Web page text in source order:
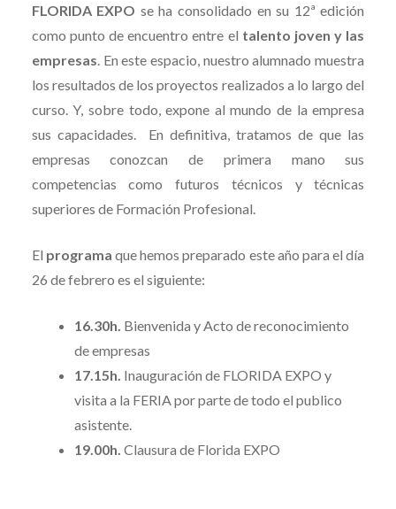
FLORIDA EXPO se ha consolidado en su 12ª edición
como punto de encuentro entre el talento joven y las
empresas. En este espacio, nuestro alumnado muestra
los resultados de los proyectos realizados a lo largo del
curso. Y, sobre todo, expone al mundo de la empresa
sus capacidades. En definitiva, tratamos de que las
empresas conozcan de primera mano sus
competencias como futuros técnicos y técnicas
superiores de Formación Profesional.
El programa que hemos preparado este año para el día
26 de febrero es el siguiente:
16.30h. Bienvenida y Acto de reconocimiento
de empresas
17.15h. Inauguración de FLORIDA EXPO y
visita a la FERIA por parte de todo el publico
asistente.
19.00h. Clausura de Florida EXPO